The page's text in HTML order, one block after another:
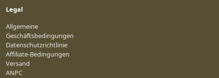
Legal
Allgemeine
Geschäftsbedingungen
Datenschutzrichtlinie
Affiliate-Bedingungen
Versand
ANPC